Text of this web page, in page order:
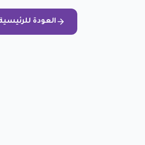
العودة